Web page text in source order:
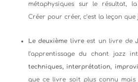
métaphysiques sur le résultat, la
Créer pour créer, c’est la leçon que
Le deuxième livreest un livre de
l’apprentissage du chant jazz
techniques, interprétation,
que ce livre soit plus connu mais